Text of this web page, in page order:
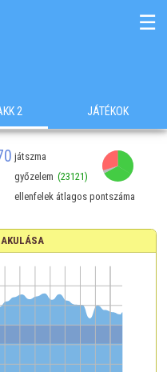
☰
2 JÁTÉKOK
játszma
győzelem (23121)
ellenfelek átlagos pontszáma